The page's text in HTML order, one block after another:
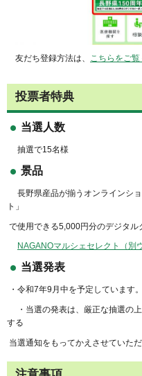
友だち登録方法は、 こちらをご
投票者特典
当選人数
抽選で15名様
景品
長野県産品が揃うオンラインシ
ト」
で使用できる5,000円分のデジタ
NAGANOマルシェセレクト（別
当選発表
・令和7年9月中を予定しています。
・当選の発表は、厳正な抽選の
する
当選通知をもってかえさせていただ